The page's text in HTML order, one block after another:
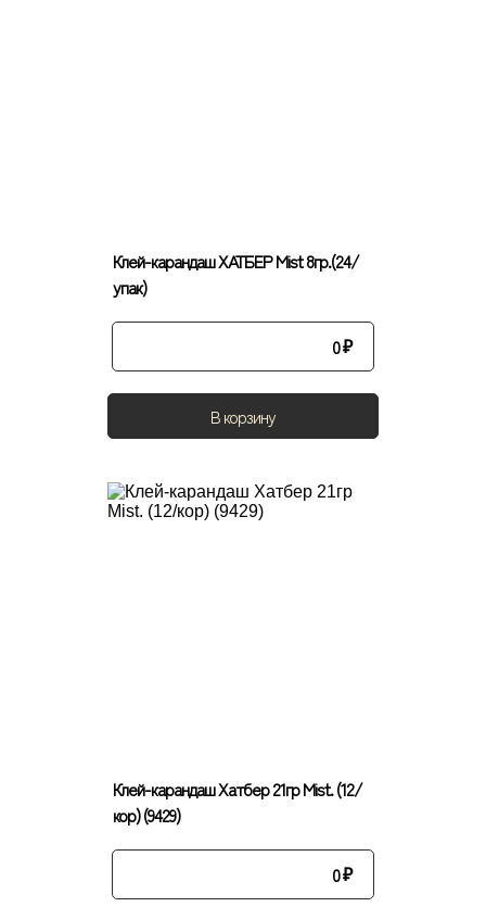
Клей-карандаш ХАТБЕР Mist 8гр.(24/
упак)
0₽
В корзину
Клей-карандаш Хатбер 21гр Mist. (12/
кор) (9429)
0₽